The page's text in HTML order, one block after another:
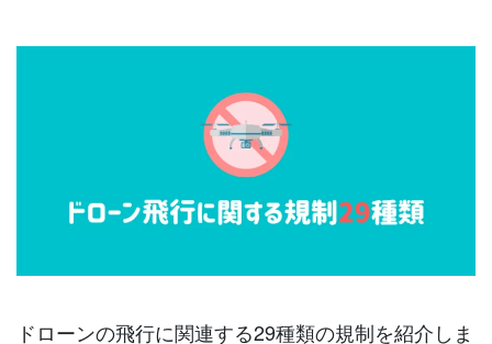
ドローンの飛行に関連する29種類の規制を紹介しま